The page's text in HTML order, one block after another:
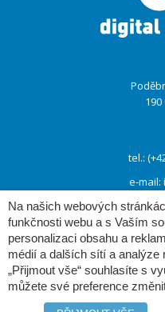
tel.:
e-mail:
www:
www:
Na našich webových
funkčnosti webu a s Vaším
personalizaci obsahu a
médií a dalších sítí a analýze
„Přijmout vše“ souhlasíte s
můžete své preference